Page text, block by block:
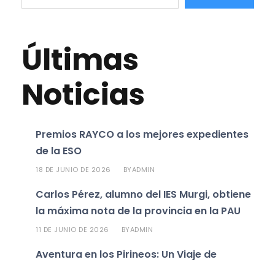
Últimas
Noticias
Premios RAYCO a los mejores expedientes
de la ESO
18 DE JUNIO DE 2026 BYADMIN
Carlos Pérez, alumno del IES Murgi, obtiene
la máxima nota de la provincia en la PAU
11 DE JUNIO DE 2026 BYADMIN
Aventura en los Pirineos: Un Viaje de